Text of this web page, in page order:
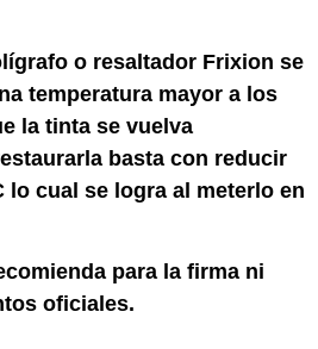
o resaltador Frixion se
temperatura mayor a los
la tinta se vuelva
basta con reducir
lo cual se logra al meterlo en
para la firma ni
oficiales.